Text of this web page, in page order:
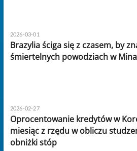
2026-03-01
Brazylia ściga się z czasem, by
śmiertelnych powodziach w
2026-02-27
Oprocentowanie kredytów w
miesiąc z rzędu w obliczu
obniżki stóp